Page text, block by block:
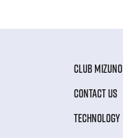
CLUB MIZUNO
CONTACT US
TECHNOLOGY